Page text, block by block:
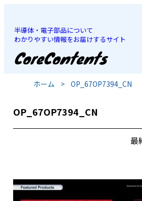
半導体・電子部品について
わかりやすい情報をお届けするサイト
JP
ホーム > OP_67OP7394_CN
OP_67OP7394_CN
最